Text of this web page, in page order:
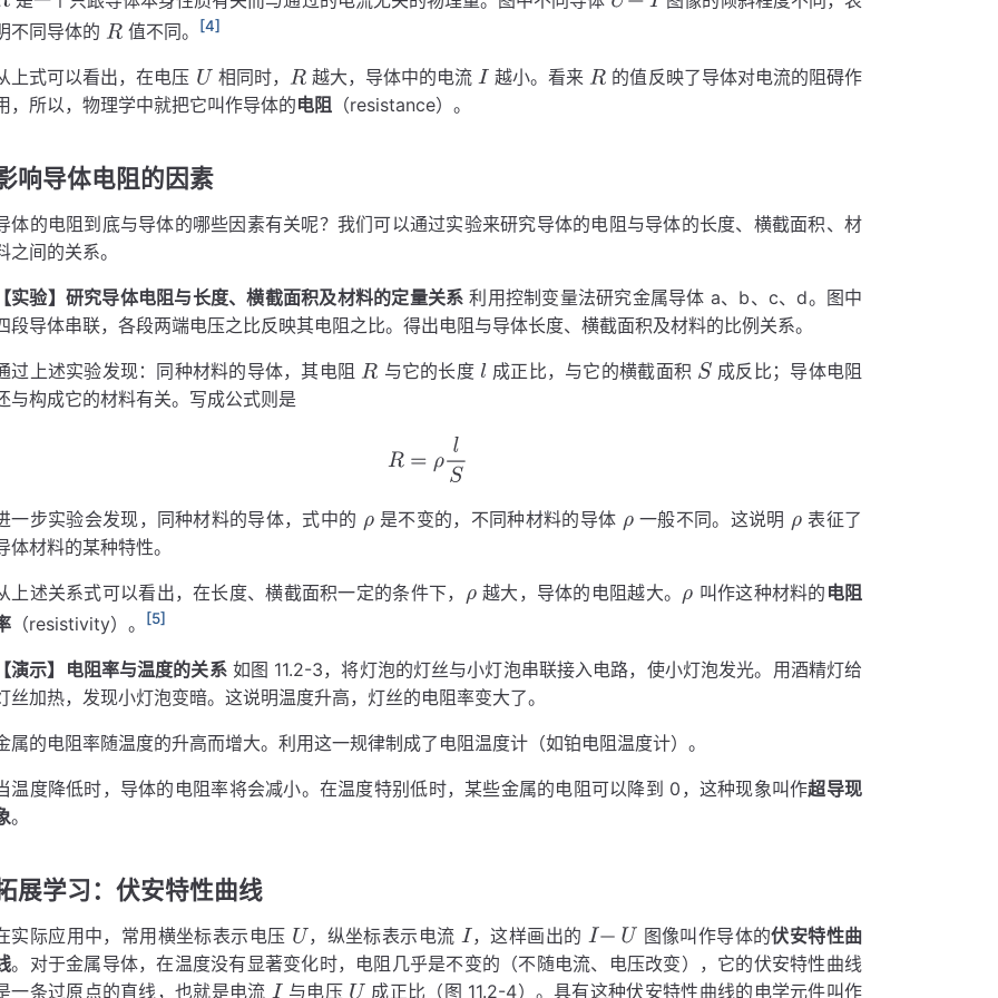
−I
不同导体的
值不同。 [4]
上式可以看出，在电压
相同时，
越大，导体中的电流
越小。看来
的值反映了导体对电流的阻碍作
，所以，物理学中就把它叫作导体的电阻 （resistance）。
响导体电阻的因素
体的电阻到底与导体的哪些因素有关呢？我们可以通过实验来研究导体的电阻与导体的长度、横截面积、材
之间的关系。
实验】 研究导体电阻与长度、横截面积及材料的定量关系 利用控制变量法研究金属导体 a、b、c、d。图中
段导体串联，各段两端电压之比反映其电阻之比。得出电阻与导体长度、横截面积及材料的比例关系。
过上述实验发现：同种材料的导体，其电阻
与它的长度
成正比，与它的横截面积
成反比；导体电阻
与构成它的材料有关。写成公式则是
一步实验会发现，同种材料的导体，式中的
是不变的，不同种材料的导体
一般不同。这说明
表征了
体材料的某种特性。
上述关系式可以看出，在长度、横截面积一定的条件下，
越大，导体的电阻越大。
叫作这种材料的 电阻
（resistivity）。 [5]
演示】 电阻率与温度的关系如图 11.2-3，将灯泡的灯丝与小灯泡串联接入电路，使小灯泡发光。用酒精灯给
丝加热，发现小灯泡变暗。这说明温度升高，灯丝的电阻率变大了。
属的电阻率随温度的升高而增大。利用这一规律制成了电阻温度计（如铂电阻温度计）。
温度降低时，导体的电阻率将会减小。在温度特别低时，某些金属的电阻可以降到 0，这种现象叫作超导现
。
展学习：伏安特性曲线
实际应用中，常用横坐标表示电压
，纵坐标表示电流
，这样画出的
U
图像叫作导体的伏安特性曲
。对于金属导体，在温度没有显著变化时，电阻几乎是不变的（不随电流、电压改变），它的伏安特性曲线
一条过原点的直线，也就是电流
与电压 成正比（图 11.2-4）。具有这种伏安特性曲线的电学元件叫作